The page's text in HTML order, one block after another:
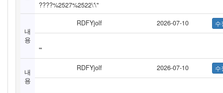
????%2527%2522\'\"
내
용
RDFYjolf 2026-07-10
'"
내
용
RDFYjolf 2026-07-10